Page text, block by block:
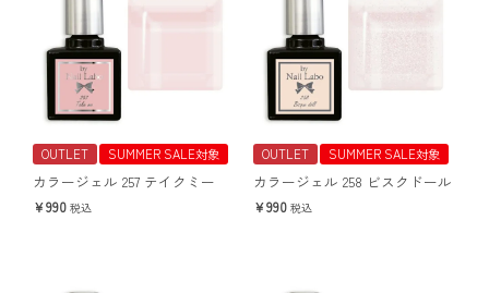
OUTLET SUMMER SALE対象
カラージェル 257 テイクミー
990 税込
OUTLET SUMMER SALE対象
カラージェル 258 ビスクドール
990 税込